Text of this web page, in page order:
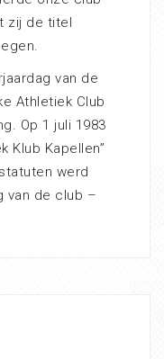
zij de titel
van de
Athletiek Club
Op 1 juli 1983
Klub Kapellen”
werd
van de club –